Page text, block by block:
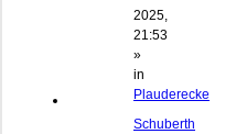
2025,
21:53
»
in
Plauderecke
Schuberth